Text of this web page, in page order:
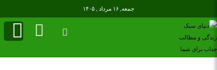
جمعه, ۱۶ مرداد , ۱۴۰۵